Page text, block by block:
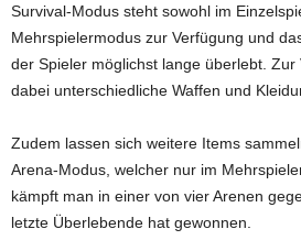
Survival-Modus steht sowohl im
Mehrspielermodus zur Verfügung und
der Spieler möglichst lange überlebt. Zur
dabei unterschiedliche Waffen und
Zudem lassen sich weitere Items
Arena-Modus, welcher nur im
kämpft man in einer von vier Arenen
letzte Überlebende hat gewonnen.